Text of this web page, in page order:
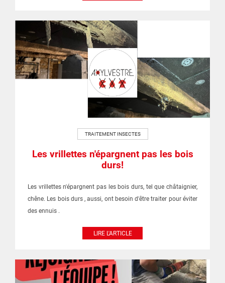
TRAITEMENT INSECTES
Les vrillettes n'épargnent pas les bois
durs!
Les vrillettes n'épargnent pas les bois durs, tel que châtaignier,
chêne. Les bois durs , aussi, ont besoin d'être traiter pour éviter
des ennuis .
LIRE L'ARTICLE